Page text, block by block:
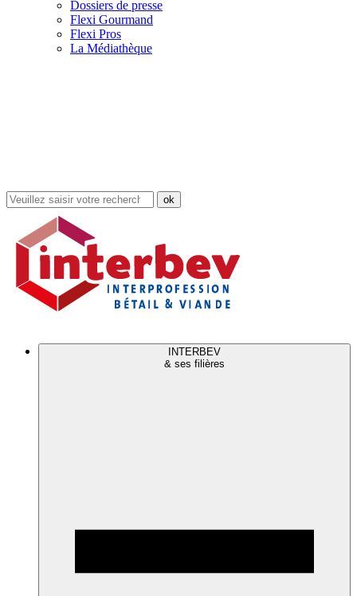
Dossiers de presse
Flexi Gourmand
Flexi Pros
La Médiathèque
Rechercher
dans
site
INTERBEV
& ses filières